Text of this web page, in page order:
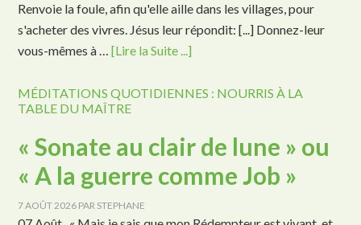
Renvoie la foule, afin qu'elle aille dans les villages, pour
s'acheter des vivres. Jésus leur répondit: [...] Donnez-leur
vous-mêmes à …[Lire la Suite ...]
MÉDITATIONS QUOTIDIENNES : NOURRIS À LA
TABLE DU MAÎTRE
« Sonate au clair de lune » ou
« A la guerre comme Job »
7 AOÛT 2026 PAR STEPHANE